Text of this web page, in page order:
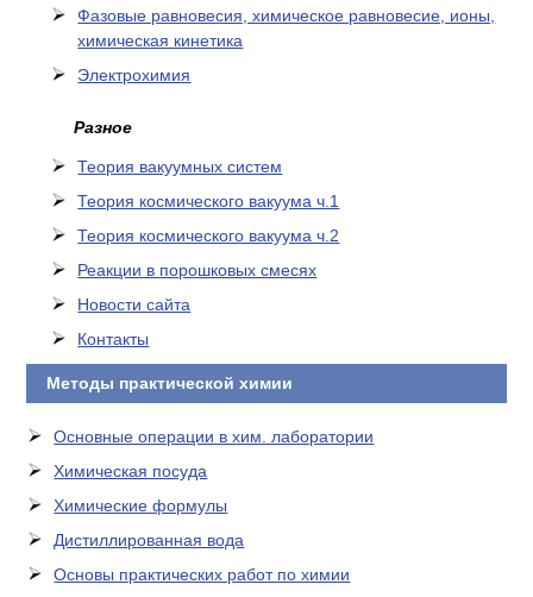
Фазовые равновесия, химическое равновесие, ионы,
химическая кинетика
Электрохимия
Разное
Теория вакуумных систем
Теория космического вакуума ч.1
Теория космического вакуума ч.2
Реакции в порошковых смесях
Новости сайта
Контакты
Методы практической химии
Основные операции в хим. лаборатории
Химическая посуда
Химические формулы
Дистиллированная вода
Основы практических работ по химии